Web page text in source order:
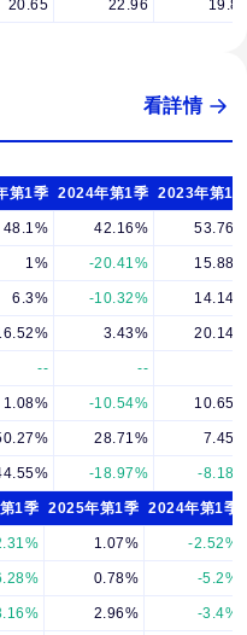
20.65 22.96 19.81
看詳情
第1季 2024年第1季 2023年第1季
48.1% 42.16% 53.76%
1% -20.41% 15.88%
6.3% -10.32% 14.14%
3.43% 20.14%
-- --
1.08% -10.54% 10.65%
28.71% 7.45%
-18.97% -8.18%
1季 2025年第1季 2024年第1季
1.07% -2.52%
0.78% -5.2%
2.96% -3.4%